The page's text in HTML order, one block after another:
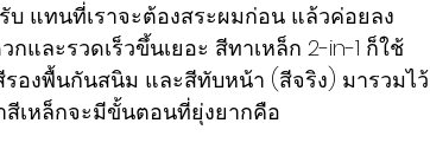
แทนที่เราจะต้องสระผมก่อน แล้วค่อยลง
ละรวดเร็วขึ้นเยอะ สีทาเหล็ก 2-in-1 ก็ใช้
งพื้นกันสนิม และสีทับหน้า (สีจริง) มารวมไว้
สีเหล็กจะมีขั้นตอนที่ยุ่งยากคือ